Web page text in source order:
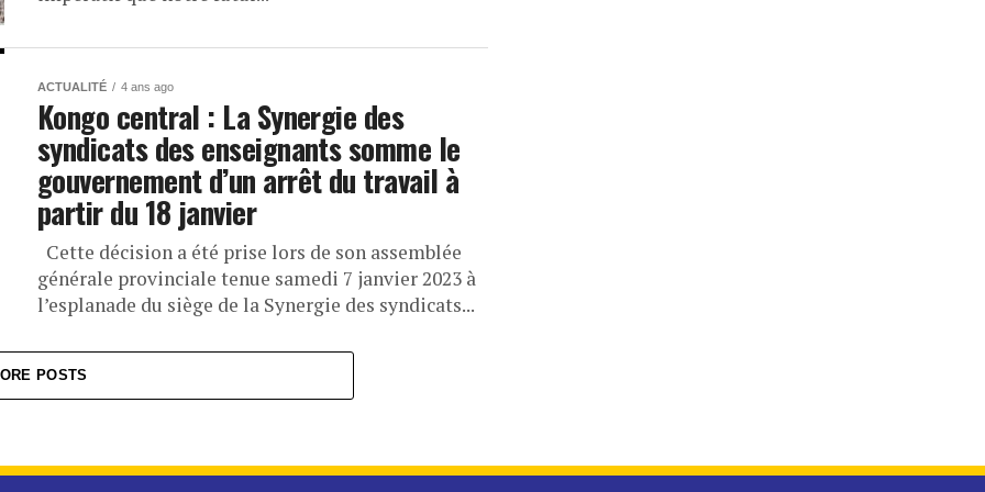
ACTUALITÉ 4 ans ago
Kongo central : La Synergie des
syndicats des enseignants somme le
gouvernement d’un arrêt du travail à
partir du 18 janvier
Cette décision a été prise lors de son assemblée
générale provinciale tenue samedi 7 janvier 2023 à
l’esplanade du siège de la Synergie des syndicats...
POSTS